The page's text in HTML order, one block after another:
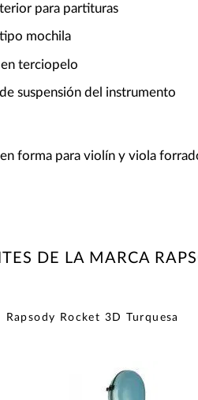
para partituras
mochila
terciopelo
suspensión del instrumento
en forma para violín y viola
DE LA MARCA
a wishlist
Rapsody Rocket 3D Turquesa